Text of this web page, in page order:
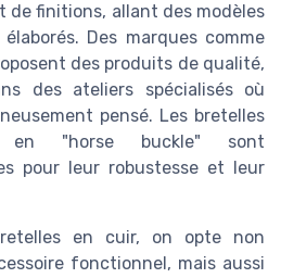
de finitions, allant des modèles
Des marques comme
des produits de qualité,
des ateliers spécialisés où
pensé. Les bretelles
"horse buckle" sont
pour leur robustesse et leur
en cuir, on opte non
fonctionnel, mais aussi